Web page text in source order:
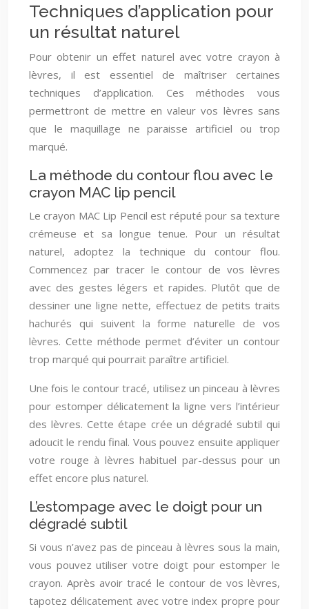
Techniques d’application pour
un résultat naturel
Pour obtenir un effet naturel avec votre crayon à
lèvres, il est essentiel de maîtriser certaines
techniques d’application. Ces méthodes vous
permettront de mettre en valeur vos lèvres sans
que le maquillage ne paraisse artificiel ou trop
marqué.
La méthode du contour flou avec le
crayon MAC lip pencil
Le crayon MAC Lip Pencil est réputé pour sa texture
crémeuse et sa longue tenue. Pour un résultat
naturel, adoptez la technique du contour flou.
Commencez par tracer le contour de vos lèvres
avec des gestes légers et rapides. Plutôt que de
dessiner une ligne nette, effectuez de petits traits
hachurés qui suivent la forme naturelle de vos
lèvres. Cette méthode permet d’éviter un contour
trop marqué qui pourrait paraître artificiel.
Une fois le contour tracé, utilisez un pinceau à lèvres
pour estomper délicatement la ligne vers l’intérieur
des lèvres. Cette étape crée un dégradé subtil qui
adoucit le rendu final. Vous pouvez ensuite appliquer
votre rouge à lèvres habituel par-dessus pour un
effet encore plus naturel.
L’estompage avec le doigt pour un
dégradé subtil
Si vous n’avez pas de pinceau à lèvres sous la main,
vous pouvez utiliser votre doigt pour estomper le
crayon. Après avoir tracé le contour de vos lèvres,
tapotez délicatement avec votre index propre pour